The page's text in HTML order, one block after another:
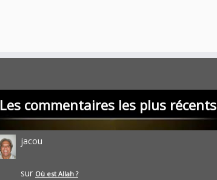
Les commentaires les plus récents
jacou
sur Où est Allah ?